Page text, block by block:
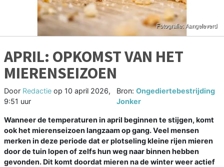
APRIL: OPKOMST VAN HET
MIERENSEIZOEN
Door Redactie op 10 april 2026,
9:51 uur
Bron:Ongediertebestrijding
Jonker
Wanneer de temperaturen in april beginnen te stijgen, komt
ook het mierenseizoen langzaam op gang. Veel mensen
merken in deze periode dat er plotseling kleine rijen mieren
door de tuin lopen of zelfs hun weg naar binnen hebben
gevonden. Dit komt doordat mieren na de winter weer actief